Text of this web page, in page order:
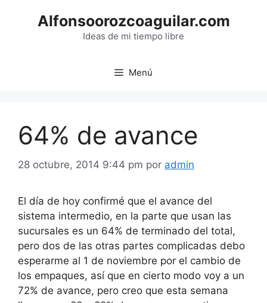
Alfonsoorozcoaguilar.com
Ideas de mi tiempo libre
Menú
64% de avance
28 octubre, 2014 9:44 pm por admin
El día de hoy confirmé que el avance del
sistema intermedio, en la parte que usan las
sucursales es un 64% de terminado del total,
pero dos de las otras partes complicadas debo
esperarme al 1 de noviembre por el cambio de
los empaques, así que en cierto modo voy a un
72% de avance, pero creo que esta semana